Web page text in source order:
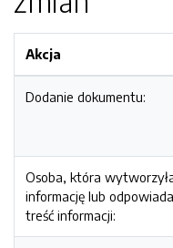
Akcja
Dodanie dokumentu:
Osoba, która
informację lub
treść informacji: